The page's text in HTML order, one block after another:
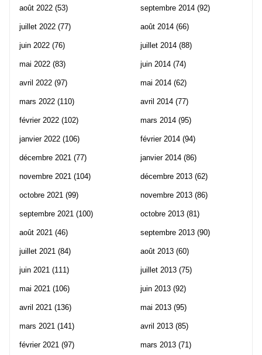
août 2022 (53)
juillet 2022 (77)
juin 2022 (76)
mai 2022 (83)
avril 2022 (97)
mars 2022 (110)
février 2022 (102)
janvier 2022 (106)
décembre 2021 (77)
novembre 2021 (104)
octobre 2021 (99)
septembre 2021 (100)
août 2021 (46)
juillet 2021 (84)
juin 2021 (111)
mai 2021 (106)
avril 2021 (136)
mars 2021 (141)
février 2021 (97)
septembre 2014 (92)
août 2014 (66)
juillet 2014 (88)
juin 2014 (74)
mai 2014 (62)
avril 2014 (77)
mars 2014 (95)
février 2014 (94)
janvier 2014 (86)
décembre 2013 (62)
novembre 2013 (86)
octobre 2013 (81)
septembre 2013 (90)
août 2013 (60)
juillet 2013 (75)
juin 2013 (92)
mai 2013 (95)
avril 2013 (85)
mars 2013 (71)